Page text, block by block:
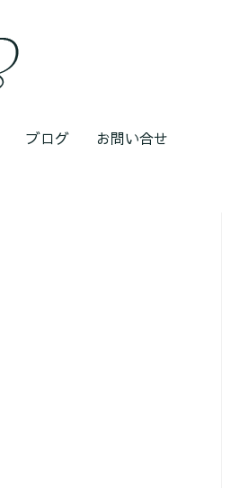
ブログ お問い合せ